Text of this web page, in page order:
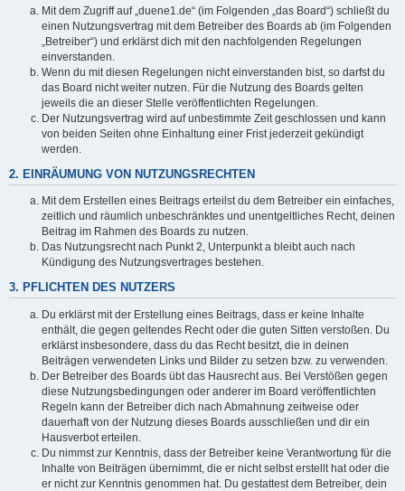
Mit dem Zugriff auf „duene1.de“ (im Folgenden „das Board“) schließt du
einen Nutzungsvertrag mit dem Betreiber des Boards ab (im Folgenden
„Betreiber“) und erklärst dich mit den nachfolgenden Regelungen
einverstanden.
Wenn du mit diesen Regelungen nicht einverstanden bist, so darfst du
das Board nicht weiter nutzen. Für die Nutzung des Boards gelten
jeweils die an dieser Stelle veröffentlichten Regelungen.
Der Nutzungsvertrag wird auf unbestimmte Zeit geschlossen und kann
von beiden Seiten ohne Einhaltung einer Frist jederzeit gekündigt
werden.
2. EINRÄUMUNG VON NUTZUNGSRECHTEN
Mit dem Erstellen eines Beitrags erteilst du dem Betreiber ein einfaches,
zeitlich und räumlich unbeschränktes und unentgeltliches Recht, deinen
Beitrag im Rahmen des Boards zu nutzen.
Das Nutzungsrecht nach Punkt 2, Unterpunkt a bleibt auch nach
Kündigung des Nutzungsvertrages bestehen.
3. PFLICHTEN DES NUTZERS
Du erklärst mit der Erstellung eines Beitrags, dass er keine Inhalte
enthält, die gegen geltendes Recht oder die guten Sitten verstoßen. Du
erklärst insbesondere, dass du das Recht besitzt, die in deinen
Beiträgen verwendeten Links und Bilder zu setzen bzw. zu verwenden.
Der Betreiber des Boards übt das Hausrecht aus. Bei Verstößen gegen
diese Nutzungsbedingungen oder anderer im Board veröffentlichten
Regeln kann der Betreiber dich nach Abmahnung zeitweise oder
dauerhaft von der Nutzung dieses Boards ausschließen und dir ein
Hausverbot erteilen.
Du nimmst zur Kenntnis, dass der Betreiber keine Verantwortung für die
Inhalte von Beiträgen übernimmt, die er nicht selbst erstellt hat oder die
er nicht zur Kenntnis genommen hat. Du gestattest dem Betreiber, dein